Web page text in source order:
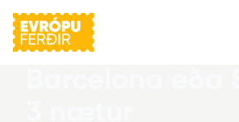
Evrópuferðir